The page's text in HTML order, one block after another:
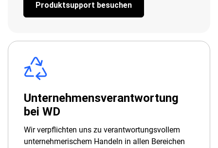
Produktsupport besuchen
Unternehmensverantwortung
bei WD
Wir verpflichten uns zu verantwortungsvollem
unternehmerischem Handeln in allen Bereichen